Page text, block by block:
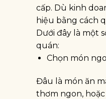
cấp. Dù kinh
hiệu bằng cách
Dưới đây là một
quán:
Chọn món
Đâu là món ăn
thơm ngon,